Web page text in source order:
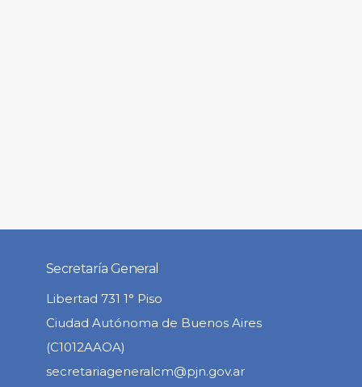
Secretaría General
Libertad 731 1° Piso
Ciudad Autónoma de Buenos Aires
(C1012AAOA)
secretariageneralcm@pjn.gov.ar